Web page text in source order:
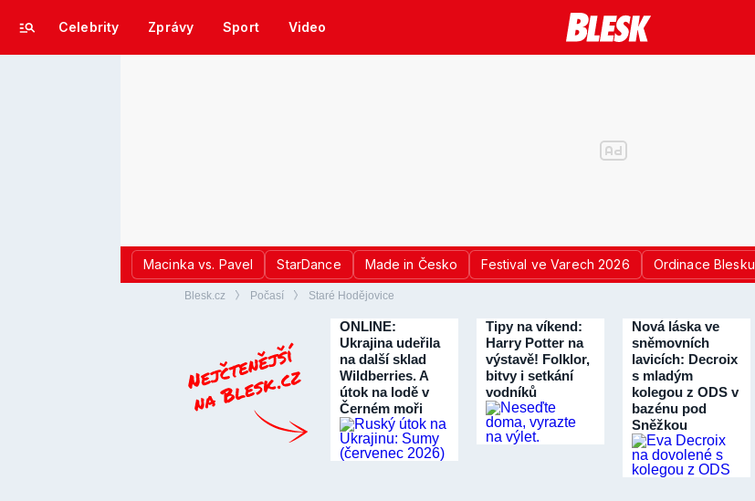
Celebrity Zprávy Sport Video
Macinka vs. Pavel StarDance Made in Česko Festival ve Varech 2026 Ordinace Blesku
Blesk.cz Počasí Staré Hodějovice
ONLINE:
Ukrajina udeřila
na další sklad
Wildberries. A
útok na lodě v
Černém moři
Tipy na víkend:
Harry Potter na
výstavě! Folklor,
bitvy i setkání
vodníků
Nová láska ve
sněmovních
lavicích: Decroix
s mladým
kolegou z ODS v
bazénu pod
Sněžkou